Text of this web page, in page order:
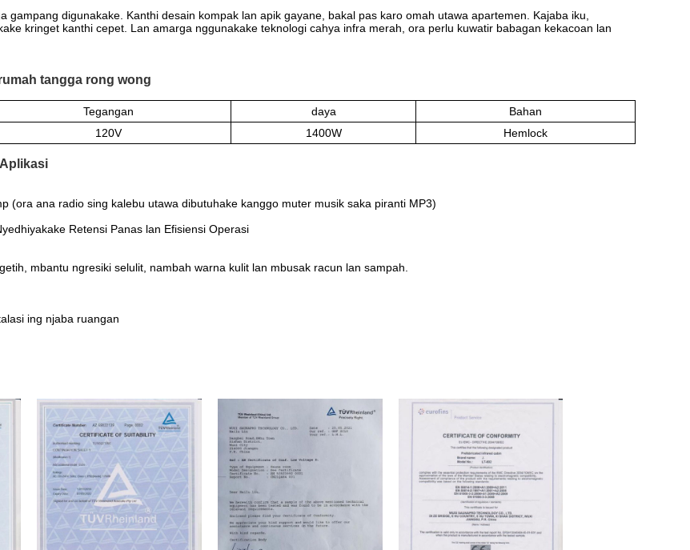
digunakake. Kanthi desain kompak lan apik gayane, bakal pas karo omah utawa apartemen. Kajaba iku,
kringet kanthi cepet. Lan amarga nggunakake teknologi cahya infra merah, ora perlu kuwatir babagan kekacoan lan
tangga rong wong
Tegangan daya
Bahan
120V 1400W Hemlock
(ora ana radio sing kalebu utawa dibutuhake kanggo muter musik saka piranti MP3)
Retensi Panas lan Efisiensi Operasi
mbantu ngresiki selulit, nambah warna kulit lan mbusak racun lan sampah.
ing njaba ruangan